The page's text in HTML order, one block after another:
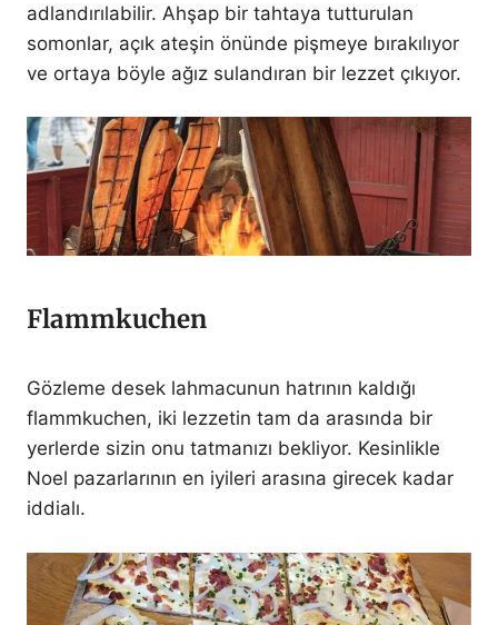
adlandırılabilir. Ahşap bir tahtaya tutturulan
somonlar, açık ateşin önünde pişmeye bırakılıyor
ve ortaya böyle ağız sulandıran bir lezzet çıkıyor.
Flammkuchen
Gözleme desek lahmacunun hatrının kaldığı
flammkuchen, iki lezzetin tam da arasında bir
yerlerde sizin onu tatmanızı bekliyor. Kesinlikle
Noel pazarlarının en iyileri arasına girecek kadar
iddialı.